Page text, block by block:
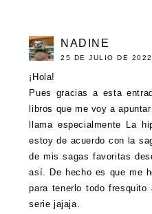
NADINE
25 DE JULIO DE
¡Hola!
Pues gracias a esta
libros que me voy a
llama especialmente La
estoy de acuerdo con la
de mis sagas favoritas
así. De hecho es que me
para tenerlo todo
serie jajaja.